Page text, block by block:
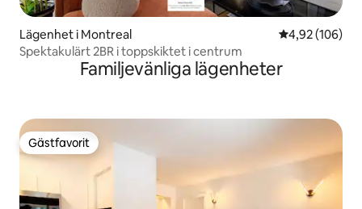
Lägenhet i Montreal 4,92 av 5 i
4,92 (106)
Spektakulärt 2BR i toppskiktet i centrum
Familjevänliga lägenheter
Gästfavorit
Gästfavorit